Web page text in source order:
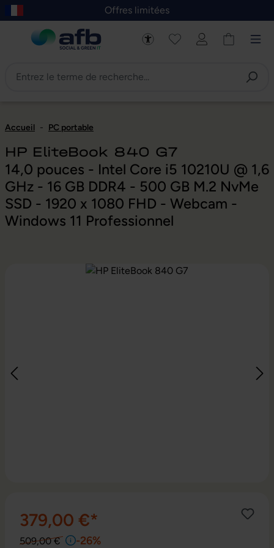
au contenu principal
Skip to B2B platform navigation
Offres limitées
Accueil - PC portable
HP EliteBook 840 G7
14,0 pouces - Intel Core i5 10210U @ 1,6
GHz - 16 GB DDR4 - 500 GB M.2 NvMe
SSD - 1920 x 1080 FHD - Webcam -
Windows 11 Professionnel
Ignorer la galerie d'images
379,00 €*
509,00 € -26%